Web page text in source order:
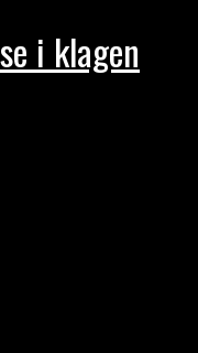
i klagen